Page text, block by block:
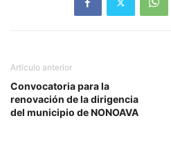
Artículo anterior
Convocatoria para la
renovación de la dirigencia
del municipio de NONOAVA